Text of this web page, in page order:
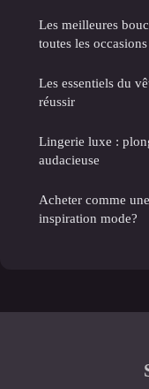
Les meilleures
toutes les occasions
Les essentiels du
réussir
Lingerie luxe :
audacieuse
Acheter comme
inspiration mode?